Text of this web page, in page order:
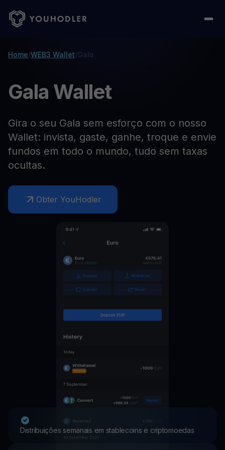
Home/WEB3 Wallet/Gala
Gala Wallet
Gira o seu Gala sem esforço com o nosso
Wallet: invista, gaste, ganhe, troque e envie
fundos em todo o mundo, tudo sem taxas
ocultas.
Obter YouHodler
Distribuições semanais em stablecoins e criptomoedas